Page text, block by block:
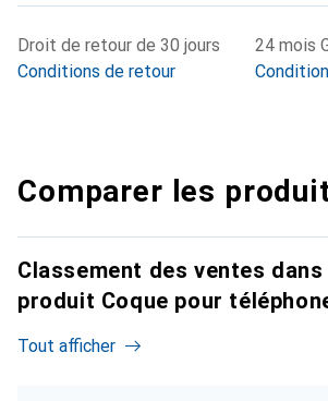
Droit de retour de 30 jours
Conditions de retour
24 mois
Comparer les
Classement des ventes dans
produit Coque pour
Tout afficher